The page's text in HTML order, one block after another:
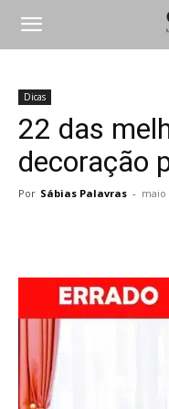
Dicas
22 das
decoração
Por Sábias Palavras - maio